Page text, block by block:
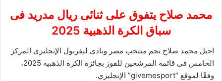
محمد صلاح يتفوق على ثنائى ريال مدريد فى
سباق الكرة الذهبية 2025
احتل محمد صلاح نجم منتخب مصر ونادى ليفربول الإنجليزى المركز
الخامس فى قائمة المرشحين للفوز بجائزة الكرة الذهبية 2025،
وفقًا لموقع “givemesport” الإنجليزي.